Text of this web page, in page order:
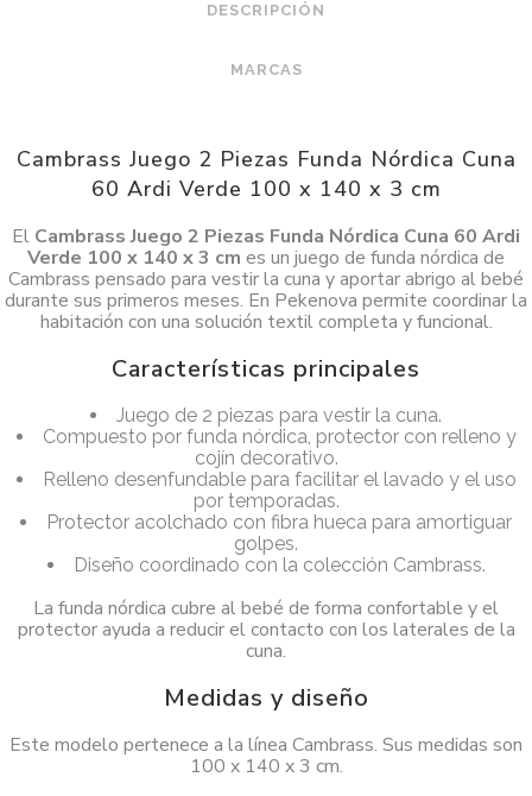
DESCRIPCIÓN
MARCAS
Cambrass Juego 2 Piezas Funda Nórdica Cuna
60 Ardi Verde 100 x 140 x 3 cm
El Cambrass Juego 2 Piezas Funda Nórdica Cuna 60 Ardi
Verde 100 x 140 x 3 cm es un juego de funda nórdica de
Cambrass pensado para vestir la cuna y aportar abrigo al bebé
durante sus primeros meses. En Pekenova permite coordinar la
habitación con una solución textil completa y funcional.
Características principales
Juego de 2 piezas para vestir la cuna.
Compuesto por funda nórdica, protector con relleno y
cojín decorativo.
Relleno desenfundable para facilitar el lavado y el uso
por temporadas.
Protector acolchado con fibra hueca para amortiguar
golpes.
Diseño coordinado con la colección Cambrass.
La funda nórdica cubre al bebé de forma confortable y el
protector ayuda a reducir el contacto con los laterales de la
cuna.
Medidas y diseño
Este modelo pertenece a la línea Cambrass. Sus medidas son
100 x 140 x 3 cm.